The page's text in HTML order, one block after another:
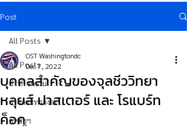
Post
All Posts
ข่าวกิจกรรม
ข่าวกระทรวง อว.
สหรัฐฯ
All Posts
บุคคลสำคัญของจุลชีววิทยา
หลุยส์ ปาสเตอร์ และ โรแบร์ท
ค็อค
OST Washingtondc
Dec 7, 2022